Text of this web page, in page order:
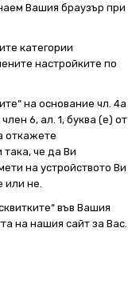
Вашия браузър при
категории
настройките по
на основание чл. 4а
6, ал. 1, буква (е) от
откажете
така, че да Ви
на устройството Ви
или не.
във Вашия
на нашия сайт за Вас.